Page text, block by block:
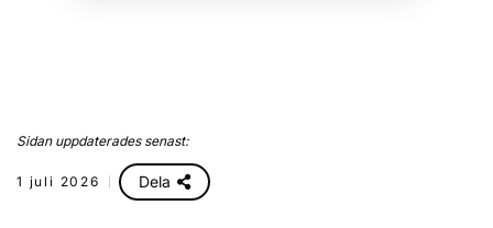
Sidan uppdaterades senast:
1 juli 2026 Dela